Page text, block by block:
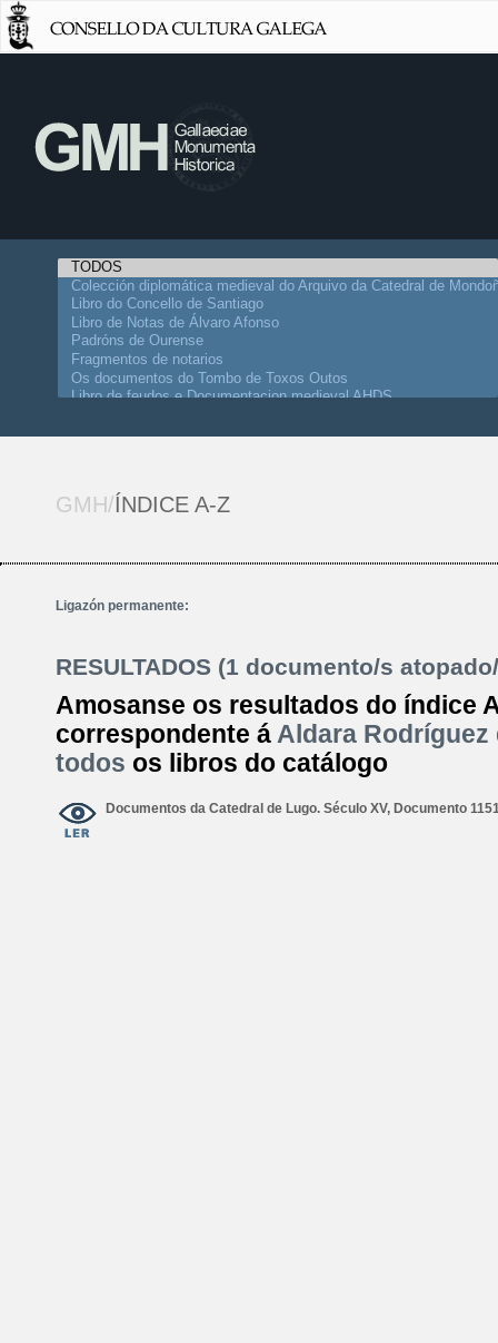
GMH/ÍNDICE A-Z
Ligazón permanente:
RESULTADOS (1 documento/s
Amosanse os resultados do índice
correspondente á Aldara Rodríguez
todos os libros do catálogo
Documentos da Catedral de Lugo. Século XV, Documento